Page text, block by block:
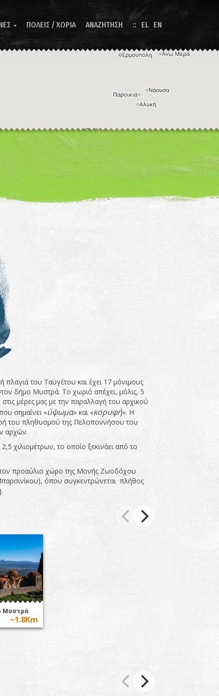
 ΠΟΛΕΙΣ / ΧΩΡΙΑ ΑΝΑΖΗΤΗΣΗ EL EN
πληκτρολογίου Η εικόνα ενδέχεται να υπόκειται σε πνευματικά δικαιώματα
του Ταϋγέτου και έχει 17 μόνιμους
δήμο Μυστρά. Το χωριό απέχει, μόλις, 5
μέρες μας με την παραλλαγή του αρχικού
σημαίνει «ύψωμα» και «κορυφή». Η
του πληθυσμού της Πελοποννήσου του
αρχών.
χιλιομέτρων, το οποίο ξεκινάει από το
προαύλιο χώρο της Μονής Ζωοδόχου
όπου συγκεντρώνεται πλήθος
Μυστρά
~1.8Km